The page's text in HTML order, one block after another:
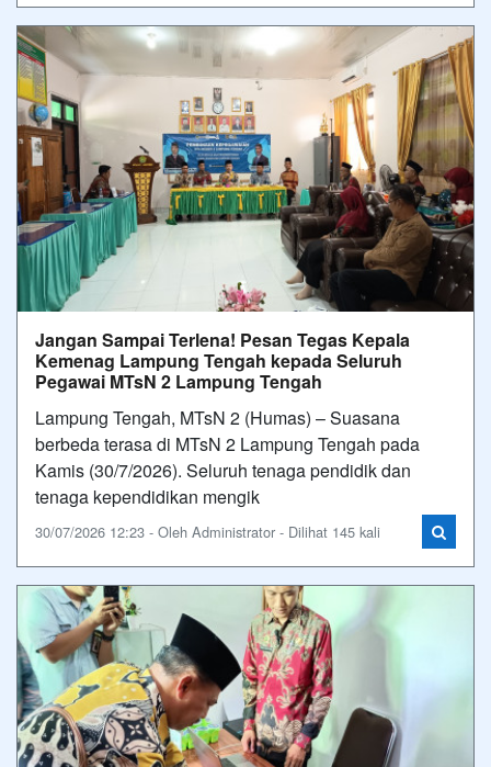
Jangan Sampai Terlena! Pesan Tegas Kepala
Kemenag Lampung Tengah kepada Seluruh
Pegawai MTsN 2 Lampung Tengah
Lampung Tengah, MTsN 2 (Humas) – Suasana
berbeda terasa di MTsN 2 Lampung Tengah pada
Kamis (30/7/2026). Seluruh tenaga pendidik dan
tenaga kependidikan mengik
30/07/2026 12:23 - Oleh Administrator - Dilihat 145 kali